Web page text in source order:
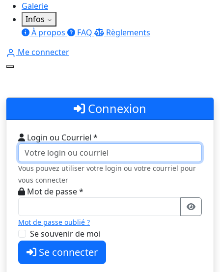
Galerie
Infos
À propos
FAQ
Règlements
Me connecter
Connexion
Login ou Courriel *
Vous pouvez utiliser votre login ou votre courriel pour
vous connecter
Mot de passe *
Mot de passe oublié ?
Se souvenir de moi
Se connecter